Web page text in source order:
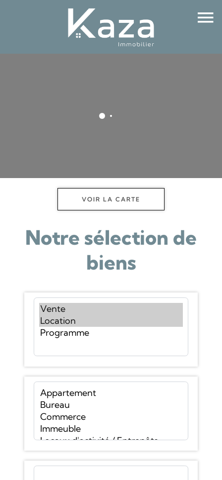
Notre sélection de
biens
VOIR LA CARTE